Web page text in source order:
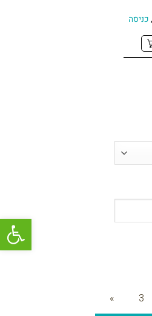
כניסה
3
»